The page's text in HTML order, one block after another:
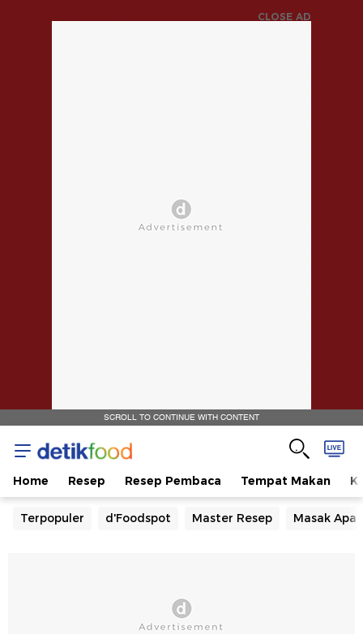
CLOSE AD
SCROLL TO CONTINUE WITH CONTENT
Home Resep Resep Pembaca Tempat Makan
Terpopuler d'Foodspot Master Resep Masak Apa